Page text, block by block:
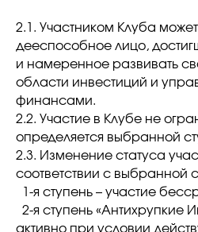
2.1. Участником Клуба
дееспособное лицо,
и намеренное развивать
области инвестиций и
финансами.
2.2. Участие в Клубе не
определяется выбранной
2.3. Изменение статуса
соответствии с выбранной
1-я ступень – участие
2-я ступень «Антихрупкие
активно при условии